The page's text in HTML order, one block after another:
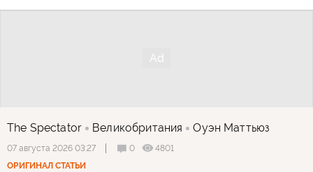
The Spectator Великобритания Оуэн Маттьюз
07 августа 2026 03:27 0
4801
ОРИГИНАЛ СТАТЬИ